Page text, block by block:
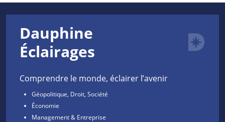
Dauphine
Éclairages
Comprendre le monde, éclairer l’avenir
Géopolitique, Droit, Société
Économie
Management & Entreprise